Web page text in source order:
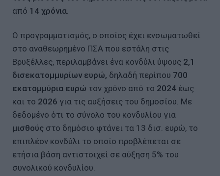
από 14 χρόνια.
Ο προγραμματισμός, ο οποίος έχει ενσωματωθεί
στο αναθεωρημένο ΠΣΑ που εστάλη στις
Βρυξέλλες, περιλαμβάνει ένα κονδύλι ύψους 2,1
δισεκατομμυρίων ευρώ, δηλαδή περίπου 700
εκατομμύρια ευρώ τον χρόνο από το 2024 έως
και το 2026 για τις αυξήσεις του δημοσίου. Με
δεδομένο ότι το σύνολο του κονδυλίου για
μισθούς στο δημόσιο φτάνει τα 13 δισ. ευρώ, το
επιπλέον κονδύλι το οποίο προβλέπεται σε
ετήσια βάση αντιστοιχεί σε αύξηση 5% του
συνολικού κονδυλίου.